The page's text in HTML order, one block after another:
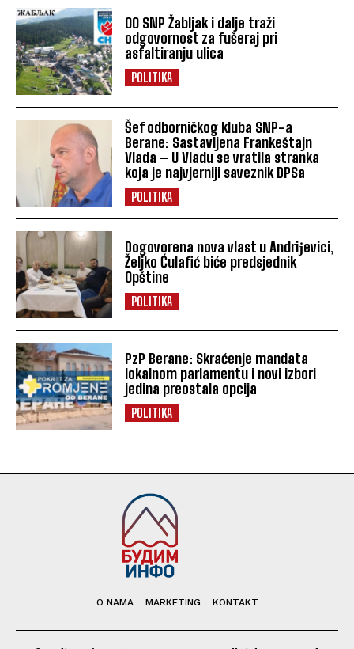
OO SNP Žabljak i dalje traži
odgovornost za fušeraj pri
asfaltiranju ulica
POLITIKA
Šef odborničkog kluba SNP-a
Berane: Sastavljena Frankeštajn
Vlada – U Vladu se vratila stranka
koja je najvjerniji saveznik DPSa
POLITIKA
Dogovorena nova vlast u Andriјevici,
Željko Ćulafić biće predsjednik
Opštine
POLITIKA
PzP Berane: Skraćenje mandata
lokalnom parlamentu i novi izbori
jedina preostala opcija
POLITIKA
O NAMA MARKETING KONTAKT